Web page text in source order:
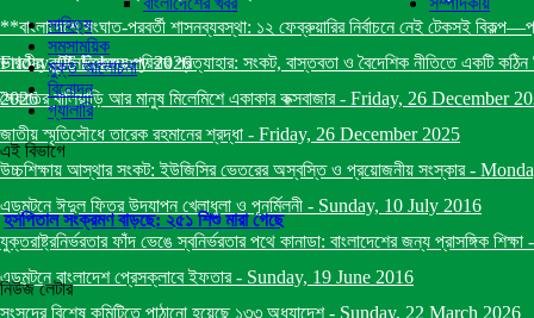
**বাংলাদেশে সংঘাত-পরবর্তী শাসনব্যবস্থা: ১২ ফেব্রুয়ারির নির্বাচনে নেই টেকসই
Friday, 06 February 2026
ভারতীয় কূটনৈতিকদের পরিবার প্রত্যাহার: সংকট, বাস্তবতা ও বৈদেশিক নীতিতে একটি কঠিন
2026
সৈকতের বালিয়াড়ি আর মানুষ মিলেমিশে একাকার কক্সবাজার- Friday, 26 December
জাতীয় স্মৃতিসৌধে তারেক রহমানের শ্রদ্ধা - Friday, 26 December 2025
উচ্চশিক্ষায় আস্থার সংকট: ইউজিসির ভেতরের অস্বস্তি ও প্রয়োজনীয় সংস্কার-
এডমন্টনে ঈদুল ফিতর উদযাপন খেলাধুলা ও পূনর্মিলনী - Sunday, 10 July 2016
যুক্তরাষ্ট্রনির্ভরতার ফাঁদ ভেঙে স্বনির্ভরতার পথে কানাডা: বাংলাদেশের জন্য প্রাসঙ্গিক শিক্ষা -
এডমন্টনে বাংলাদেশ প্রেসক্লাবে ইফতার- Sunday, 19 June 2016
সংসদের বিশেষ কমিটিতে পাঠানো হয়েছে ১৩৩ অধ্যাদেশ- Sunday, 22 March 2026
সাহিত্য
সমসাময়িক
মুক্ত আলোচনা
বিনোদন
গ্যালারি
এই বিভাগে
হসপিতাল সংক্রমণ বাড়ছে: ২৫১ শিশু মারা গেছে
নিউজ লেটার